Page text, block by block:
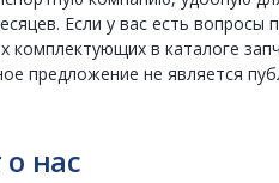
Если у вас есть
комплектующих в каталоге
предложение не является
нас